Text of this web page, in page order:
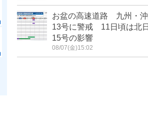
お盆の高速道路 九州・
13号に警戒 11日頃は北
15号の影響
08/07(金)15:02